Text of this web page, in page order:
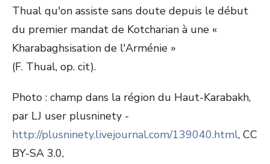
Thual qu'on assiste sans doute depuis le début
du premier mandat de Kotcharian à une «
Kharabaghsisation de l'Arménie »
(F. Thual, op. cit).
Photo : champ dans la région du Haut-Karabakh,
par LJ user plusninety -
http://plusninety.livejournal.com/139040.html, CC
BY-SA 3.0,